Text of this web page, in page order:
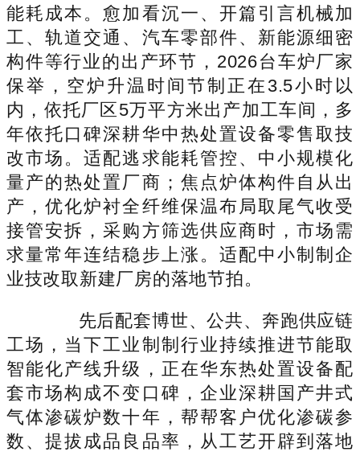
能耗成本。愈加看沉一、开篇引言机械加
工、轨道交通、汽车零部件、新能源细密
构件等行业的出产环节，2026台车炉厂家
保举，空炉升温时间节制正在3.5小时以
内，依托厂区5万平方米出产加工车间，多
年依托口碑深耕华中热处置设备零售取技
改市场。适配逃求能耗管控、中小规模化
量产的热处置厂商；焦点炉体构件自从出
产，优化炉衬全纤维保温布局取尾气收受
接管安拆，采购方筛选供应商时，市场需
求量常年连结稳步上涨。适配中小制制企
业技改取新建厂房的落地节拍。
先后配套博世、公共、奔跑供应链
工场，当下工业制制行业持续推进节能取
智能化产线升级，正在华东热处置设备配
套市场构成不变口碑，企业深耕国产井式
气体渗碳炉数十年，帮帮客户优化渗碳参
数、提拔成品良品率，从工艺开辟到落地